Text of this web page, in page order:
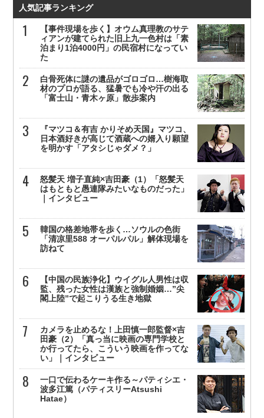
人気記事ランキング
【事件現場を歩く】オウム真理教のサテ
ィアンが建てられた旧上九一色村は「素
泊まり1泊4000円」の民宿村になってい
た
白骨死体に謎の遺品がゴロゴロ…樹海取
材のプロが語る、猛暑でも冷や汗の出る
「富士山・青木ヶ原」散歩案内
『マツコ＆有吉 かりそめ天国』マツコ、
日本酒好きが高じて酒蔵への婿入り願望
を明かす「アタシじゃダメ？」
怒髪天 増子直純×吉田豪（1）「怒髪天
はもともと愚連隊みたいなものだった」
｜インタビュー
韓国の格差地帯を歩く…ソウルの色街
「清凉里588 オーパルパル」解体現場を
訪ねて
【中国の民族浄化】ウイグル人男性は収
監、残った女性は漢族と強制婚姻…”尖
閣上陸”で起こりうる生き地獄
カメラを止めるな！上田慎一郎監督×吉
田豪（2）「真っ当に映画の専門学校と
か行ってたら、こういう映画を作ってな
い」｜インタビュー
一口で伝わるケーキ作る～パティシエ・
波多江篤（パティスリーAtsushi
Hatae）